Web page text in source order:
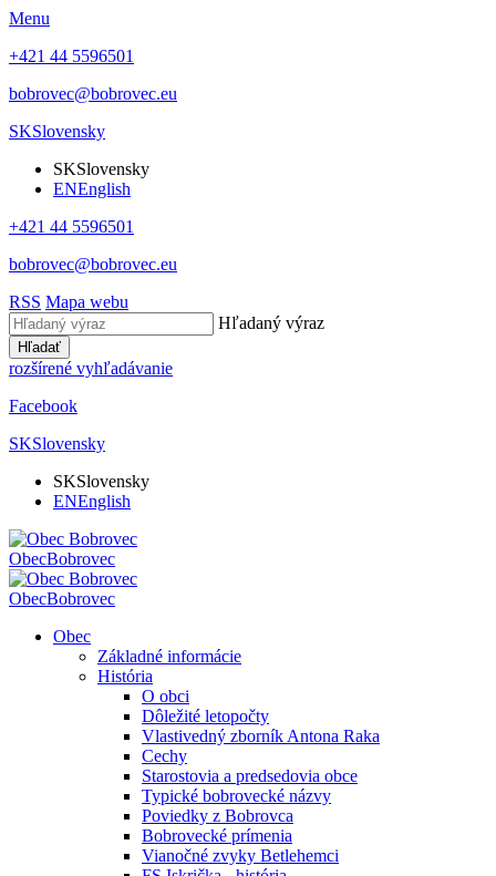
Menu
+421 44 5596501
bobrovec@bobrovec.eu
SKSlovensky
SKSlovensky
ENEnglish
+421 44 5596501
bobrovec@bobrovec.eu
RSS Mapa webu
Hľadaný výraz
Hľadať
rozšírené vyhľadávanie
Facebook
SKSlovensky
SKSlovensky
ENEnglish
ObecBobrovec
ObecBobrovec
Obec
Základné informácie
História
O obci
Dôležité letopočty
Vlastivedný zborník Antona Raka
Cechy
Starostovia a predsedovia obce
Typické bobrovecké názvy
Poviedky z Bobrovca
Bobrovecké prímenia
Vianočné zvyky Betlehemci